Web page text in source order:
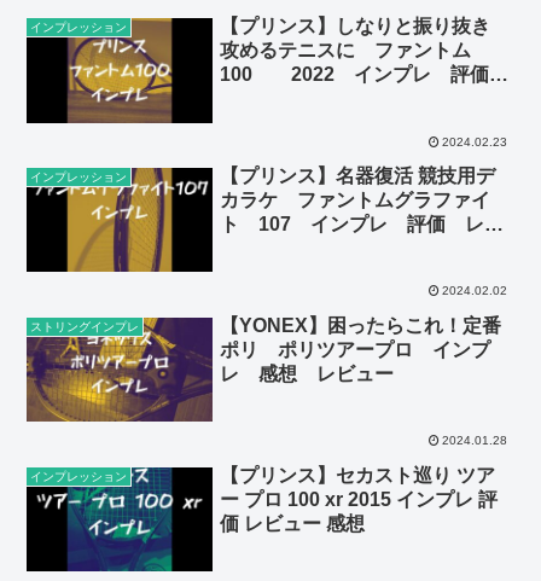
インプレッション
【プリンス】しなりと振り抜き
攻めるテニスに ファントム
100 2022 インプレ 評価
2024.02.23
インプレッション
【プリンス】名器復活 競技用デ
カラケ ファントムグラファイ
ト 107 インプレ 評価 レビ
2024.02.02
ストリングインプレ
【YONEX】困ったらこれ！定番
ポリ ポリツアープロ インプ
レ 感想 レビュー
2024.01.28
インプレッション
【プリンス】セカスト巡り ツア
ー プロ 100 xr 2015 インプレ 評
価 レビュー 感想